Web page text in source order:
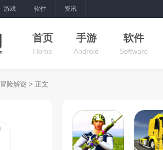
游戏 软件 资讯
首页
Home
手游
Android
软件
Software
冒险解谜 > 正文